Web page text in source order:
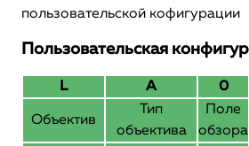
пользовательской кофигурации
Пользовательская
L A 0
Объектив
Тип
объектива
Поле
обзора